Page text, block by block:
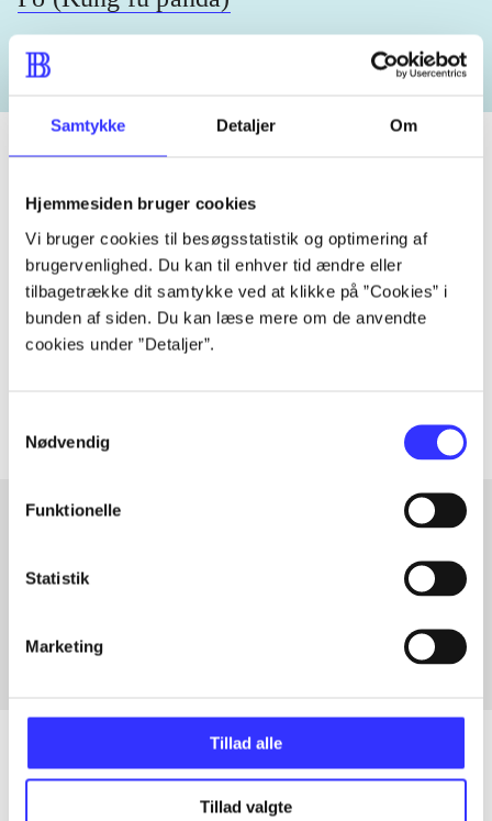
Samtykke Detaljer Om
Hjemmesiden bruger cookies
Vi bruger cookies til besøgsstatistik og optimering af
brugervenlighed. Du kan til enhver tid ændre eller
tilbagetrække dit samtykke ved at klikke på ”Cookies” i
bunden af siden. Du kan læse mere om de anvendte
cookies under ”Detaljer”.
Nødvendig
Funktionelle
Statistik
Marketing
Tillad alle
Tillad valgte
Tidsskrift
Artiklen er en del af
lorem ipsum dolor sit amet ...
Tidsskrift
Artikler med samme emner